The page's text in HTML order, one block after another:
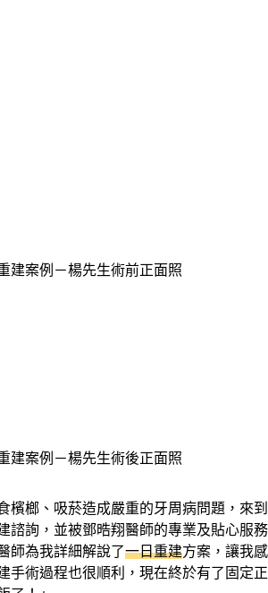
建案例－楊先生術前正面照
建案例－楊先生術後正面照
檳榔、吸菸造成嚴重的牙周病問題，來到
諮詢，並被鄧晧翔醫師的專業及貼心服務
師為我詳細解說了一日重建方案，讓我感
手術過程也很順利，現在終於有了固定正